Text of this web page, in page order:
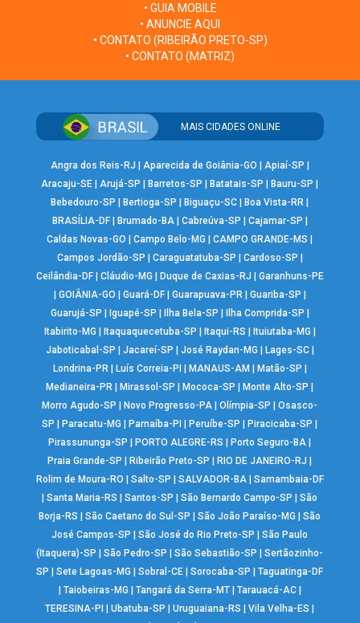
• GUIA MOBILE
• ANUNCIE AQUI
• CONTATO (RIBEIRÃO PRETO-SP)
• CONTATO (MATRIZ)
MAIS CIDADES ONLINE
Angra dos Reis-RJ Aparecida de Goiânia-GO Apiaí-SP
Aracaju-SE |Arujá-SP Barretos-SP Batatais-SP Bauru-SP
Bebedouro-SP
Bertioga-SP Biguaçu-SC Boa Vista-RR
BRASÍLIA-DF| Brumado-BA| Cabreúva-SP Cajamar-SP
Caldas Novas-GO
|Campo Belo-MG |CAMPO GRANDE-MS
Campos Jordão-SP
Caraguatatuba-SP Cardoso-SP
Ceilândia-DF| Cláudio-MG Duque de Caxias-RJ
Garanhuns-PE
GOIÂNIA-GO Guará-DF| Guarapuava-PR| Guariba-SP
Guarujá-SP
Iguapé-SP Ilha Bela-SP Ilha Comprida-SP
Itabirito-MG
Itaquaquecetuba-SP Itaqui-RS Ituiutaba-MG
Jaboticabal-SP
Jacareí-SP José Raydan-MG Lages-SC|
Londrina-PR| Luís Correia-PI MANAUS-AM Matão-SP
Medianeira-PR
Mirassol-SP Mococa-SP Monte Alto-SP
Morro Agudo-SP
Novo Progresso-PA |Olímpia-SP |Osasco-
SP
Paracatu-MG Parnaíba-PI Peruíbe-SP Piracicaba-SP
Pirassununga-SP
PORTO ALEGRE-RS Porto Seguro-BA
Praia Grande-SP
Ribeirão Preto-SP RIO DE JANEIRO-RJ
Rolim de Moura-RO
Salto-SP SALVADOR-BA| Samambaia-DF
|Santa Maria-RS |Santos-SP |São Bernardo Campo-SP |São
Borja-RS
|São Caetano do Sul-SP |São João Paraíso-MG |São
José Campos-SP
|São José do Rio Preto-SP |São Paulo
(Itaquera)-SP
|São Pedro-SP |São Sebastião-SP |Sertãozinho-
SP
|Sete Lagoas-MG |Sobral-CE |Sorocaba-SP |Taguatinga-DF
Taiobeiras-MG Tangará da Serra-MT| Tarauacá-AC|
TERESINA-PI
|Ubatuba-SP |Uruguaiana-RS |Vila Velha-ES